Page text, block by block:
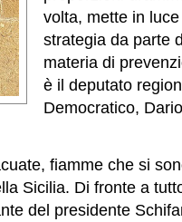
volta, mette in
strategia da parte
materia di
è il deputato
Democratico,
fiamme che si
Sicilia. Di fronte a
del presidente